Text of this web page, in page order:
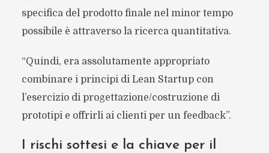
specifica del prodotto finale nel minor tempo
possibile è attraverso la ricerca quantitativa.
“Quindi, era assolutamente appropriato
combinare i principi di Lean Startup con
l’esercizio di progettazione/costruzione di
prototipi e offrirli ai clienti per un feedback”.
I rischi sottesi e la chiave per il